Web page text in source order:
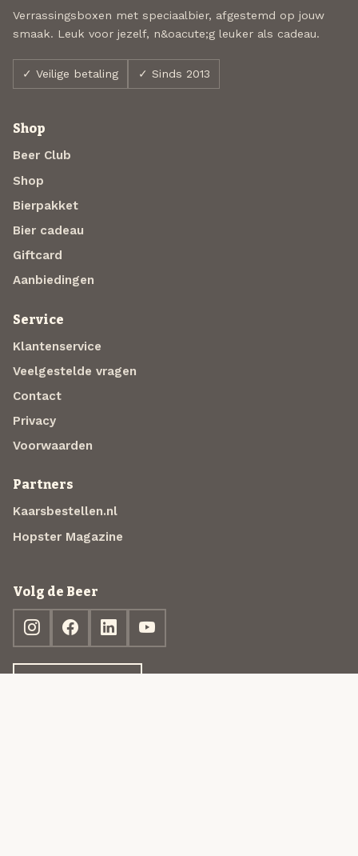
Verrassingsboxen met speciaalbier, afgestemd op jouw
smaak. Leuk voor jezelf, n&oacute;g leuker als cadeau.
✓ Veilige betaling ✓ Sinds 2013
Shop
Beer Club
Shop
Bierpakket
Bier cadeau
Giftcard
Aanbiedingen
Service
Klantenservice
Veelgestelde vragen
Contact
Privacy
Voorwaarden
Partners
Kaarsbestellen.nl
Hopster Magazine
Volg de Beer